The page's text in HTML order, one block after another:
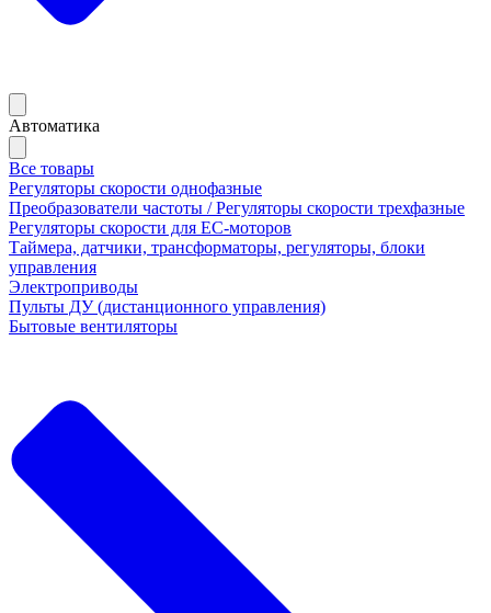
Автоматика
Все товары
Регуляторы скорости однофазные
Преобразователи частоты / Регуляторы скорости трехфазные
Регуляторы скорости для ЕС-моторов
Таймера, датчики, трансформаторы, регуляторы, блоки
управления
Электроприводы
Пульты ДУ (дистанционного управления)
Бытовые вентиляторы